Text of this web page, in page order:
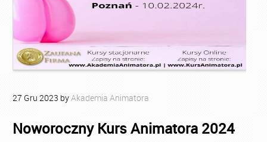
27 Gru 2023 byAkademia Animatora
Noworoczny Kurs Animatora 2024